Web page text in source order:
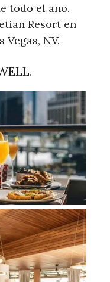
todo el año.
Resort en
Vegas, NV.